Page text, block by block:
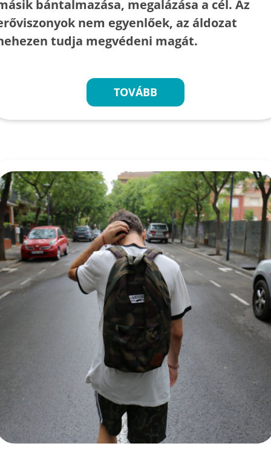
bántalmazása, megalázása a cél. Az
nem egyenlőek, az áldozat
tudja megvédeni magát.
TOVÁBB